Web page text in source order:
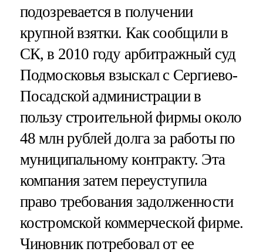
подозревается в получении
крупной взятки. Как сообщили в
СК, в 2010 году арбитражный суд
Подмосковья взыскал с Сергиево-
Посадской администрации в
пользу строительной фирмы около
48 млн рублей долга за работы по
муниципальному контракту. Эта
компания затем переуступила
право требования задолженности
костромской коммерческой фирме.
Чиновник потребовал от ее